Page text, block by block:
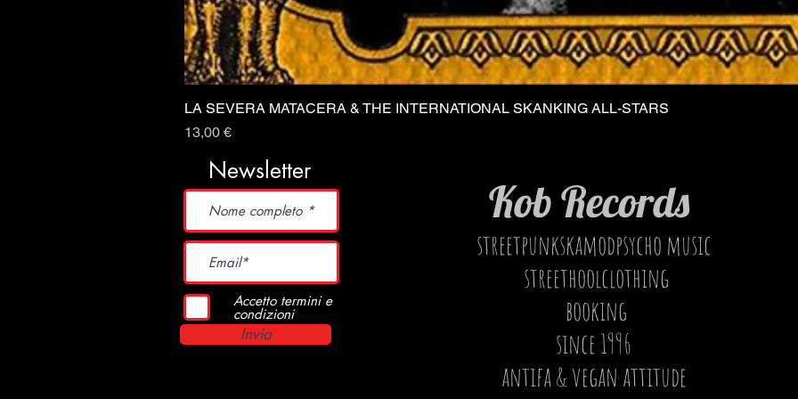
Vista rapida
LA SEVERA MATACERA & THE INTERNATIONAL SKANKING ALL-STARS
Prezzo
13,00 €
Kob Records
streetpunkskamodpsycho music
streethoolclothing
booking
since 1996
antifa & vegan attitude
Newsletter
Accetto termini e
condizioni
Invia